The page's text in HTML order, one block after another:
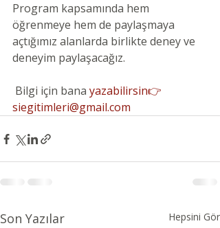
Program kapsamında hem
öğrenmeye hem de paylaşmaya
açtığımız alanlarda birlikte deney ve
deneyim paylaşacağız.
Bilgi için bana yazabilirsin👉
siegitimleri@gmail.com
Son Yazılar Hepsini Gör